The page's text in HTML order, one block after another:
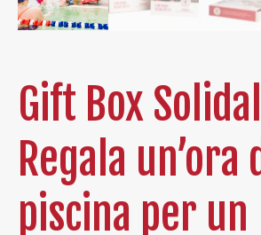
Gift Box
Regala un’ora
piscina per un